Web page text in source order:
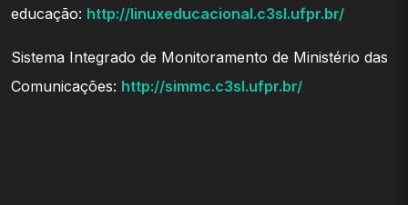
educação: http://linuxeducacional.c3sl.ufpr.br/
Sistema Integrado de Monitoramento de Ministério das
Comunicações: http://simmc.c3sl.ufpr.br/